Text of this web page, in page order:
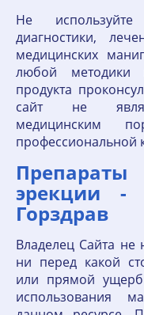
Не
диагностики,
медицинских
любой методики
продукта
сайт не
медицинским
профессиональной
эрекции -
Горздрав
Владелец Сайта не
ни перед какой
или прямой ущерб
использования